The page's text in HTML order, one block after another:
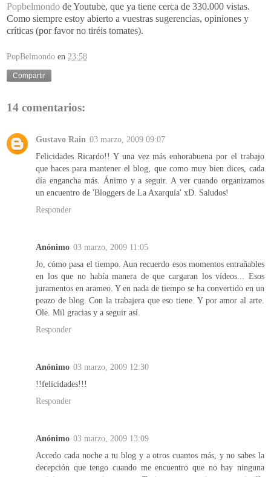
Popbelmondo deYoutube, que ya tiene cerca de 330.000 vistas.
Como siempre estoy abierto a vuestras sugerencias, opiniones y
críticas (por favor no tiréis tomates).
PopBelmondo en 23:58
Compartir
14 comentarios:
Gustavo Rain 03 marzo, 2009 09:07
Felicidades Ricardo!! Y una vez más enhorabuena por el trabajo
que haces para mantener el blog, que como muy bien dices, cada
día engancha más. Ánimo y a seguir. A ver cuando organizamos
un encuentro de 'Bloggers de La Axarquía' xD. Saludos!
Responder
Anónimo 03 marzo, 2009 11:05
Jo, cómo pasa el tiempo. Aun recuerdo esos momentos entrañables
en los que no había manera de que cargaran los vídeos... Esos
juramentos en arameo. Y en nada de tiempo se ha convertido en un
peazo de blog. Con la trabajera que eso tiene. Y por amor al arte.
Ole. Mil gracias y a seguir así.
Responder
Anónimo 03 marzo, 2009 12:30
!!felicidades!!!
Responder
Anónimo 03 marzo, 2009 13:09
Accedo cada noche a tu blog y a otros cuantos más, y no sabes la
decepción que tengo cuando me encuentro que no hay ninguna